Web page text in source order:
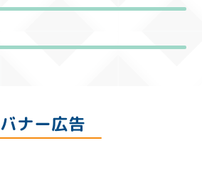
バナー広告